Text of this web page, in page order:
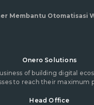
Membantu Otomatisasi
Onero Solutions
of building digital
to reach their maximum
Head Office